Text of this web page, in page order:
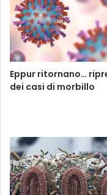
Eppur ritornano…
dei casi di morbillo